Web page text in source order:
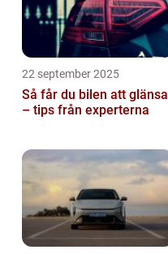
22 september 2025
Så får du bilen att glänsa
– tips från experterna